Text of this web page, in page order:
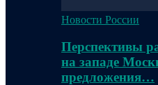
Новости России
Перспективы
на западе
предложения…